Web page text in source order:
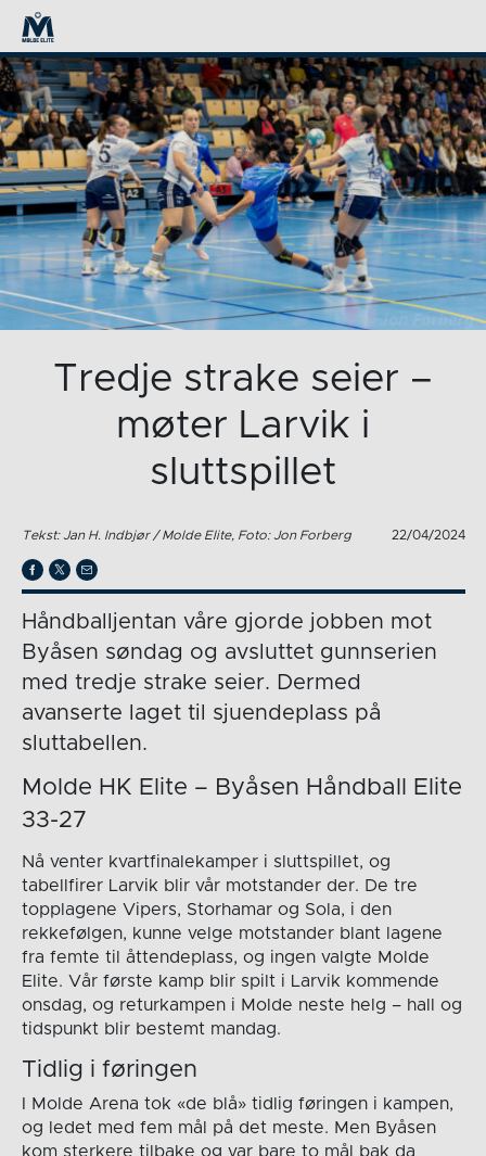
Tredje strake seier –
møter Larvik i
sluttspillet
Tekst: Jan H. Indbjør / Molde Elite, Foto: Jon Forberg 22/04/2024
Håndballjentan våre gjorde jobben mot
Byåsen søndag og avsluttet gunnserien
med tredje strake seier. Dermed
avanserte laget til sjuendeplass på
sluttabellen.
Molde HK Elite – Byåsen Håndball Elite
33-27
Nå venter kvartfinalekamper i sluttspillet, og
tabellfirer Larvik blir vår motstander der. De tre
topplagene Vipers, Storhamar og Sola, i den
rekkefølgen, kunne velge motstander blant lagene
fra femte til åttendeplass, og ingen valgte Molde
Elite. Vår første kamp blir spilt i Larvik kommende
onsdag, og returkampen i Molde neste helg – hall og
tidspunkt blir bestemt mandag.
Tidlig i føringen
I Molde Arena tok «de blå» tidlig føringen i kampen,
og ledet med fem mål på det meste. Men Byåsen
kom sterkere tilbake og var bare to mål bak da